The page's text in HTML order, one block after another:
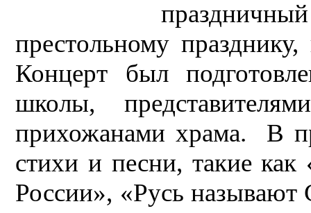
престольному
Концерт был
школы,
прихожанами храма. В
стихи и песни, такие
России», «Русь